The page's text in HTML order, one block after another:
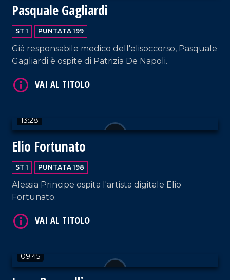
Pasquale Gagliardi
ST 1 PUNTATA 199
Già responsabile medico dell'elisoccorso, Pasquale
Gagliardi è ospite di Patrizia De Napoli.
13:28
Elio Fortunato
ST 1 PUNTATA 198
Alessia Principe ospita l'artista digitale Elio
Fortunato.
09:45
VAI AL TITOLO
VAI AL TITOLO